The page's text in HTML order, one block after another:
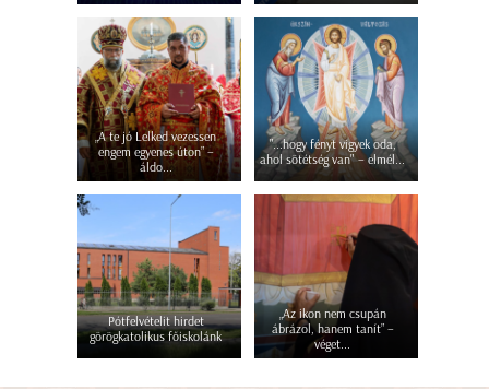
„A te jó Lelked vezessen
engem egyenes úton” –
áldo...
"...hogy fényt vigyek oda,
ahol sötétség van" – elmél...
Pótfelvételit hirdet
görögkatolikus főiskolánk
„Az ikon nem csupán
ábrázol, hanem tanít” –
véget...